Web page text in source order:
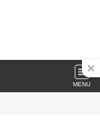
MENU